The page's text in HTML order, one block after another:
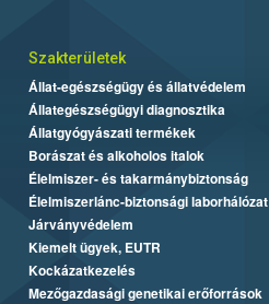
Szakterületek
Állat-egészségügy és állatvédelem
Állategészségügyi diagnosztika
Állatgyógyászati termékek
Borászat és alkoholos italok
Élelmiszer- és takarmánybiztonság
Élelmiszerlánc-biztonsági laborhálózat
Járványvédelem
Kiemelt ügyek, EUTR
Kockázatkezelés
Mezőgazdasági genetikai erőforrások